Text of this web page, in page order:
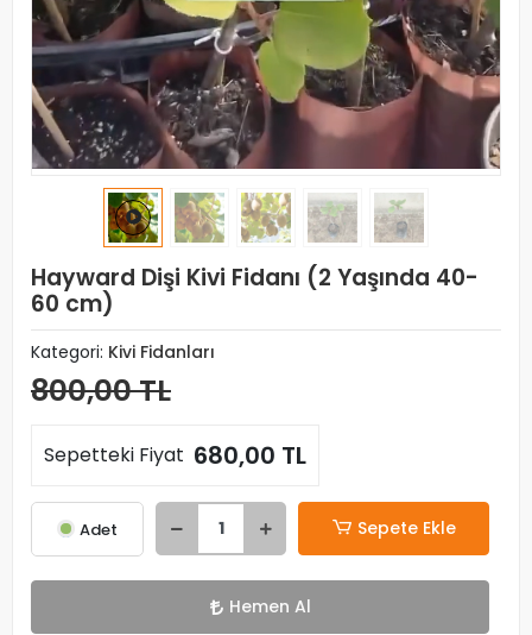
Hayward Dişi Kivi Fidanı (2 Yaşında 40-
60 cm)
Kategori: Kivi Fidanları
800,00 TL
Sepetteki Fiyat 680,00 TL
Adet Sepete Ekle
Hemen Al